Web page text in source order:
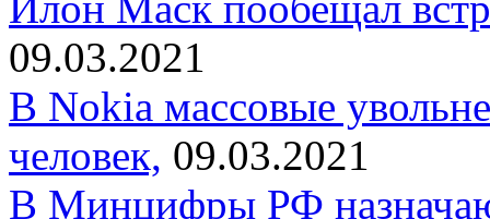
09.03.2021
В Nokia массовые
человек, 09.03.2021
В Минцифры РФ